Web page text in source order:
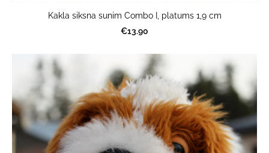
Kakla siksna sunim Combo I, platums 1,9 cm
€13.90